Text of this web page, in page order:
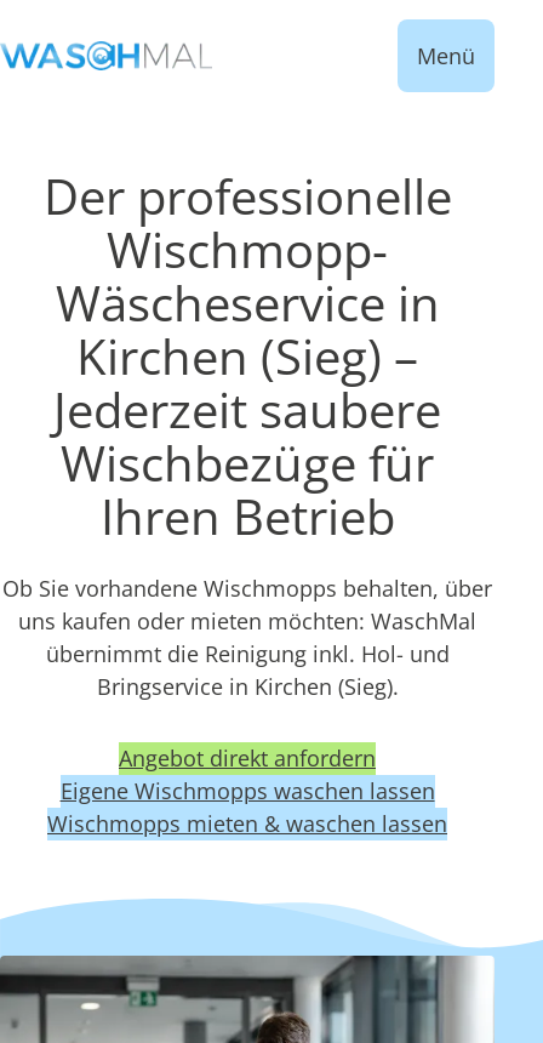
Menü
Der professionelle
Wischmopp-
Wäscheservice in
Kirchen (Sieg) –
Jederzeit saubere
Wischbezüge für
Ihren Betrieb
Ob Sie vorhandene Wischmopps behalten, über
uns kaufen oder mieten möchten: WaschMal
übernimmt die Reinigung inkl. Hol- und
Bringservice in Kirchen (Sieg).
Angebot direkt anfordern
Eigene Wischmopps waschen lassen
Wischmopps mieten & waschen lassen